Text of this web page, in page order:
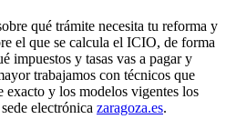
qué trámite necesita tu reforma y
el que se calcula el ICIO, de forma
impuestos y tasas vas a pagar y
trabajamos con técnicos que
exacto y los modelos vigentes los
electrónica zaragoza.es.